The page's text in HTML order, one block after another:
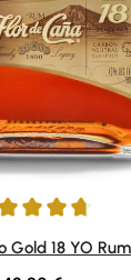
von 4.66
Gold 18 YO